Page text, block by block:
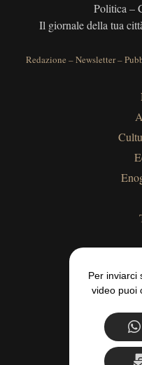
Politica –
Il giornale della tua
Redazione –Newsletter–
Per inviarci
video puoi